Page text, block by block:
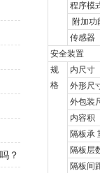
程序模
附加功
传感器
安全装置
规
格
内尺寸
外形尺
外包装
内容积
隔板承
隔板层
隔板间
？